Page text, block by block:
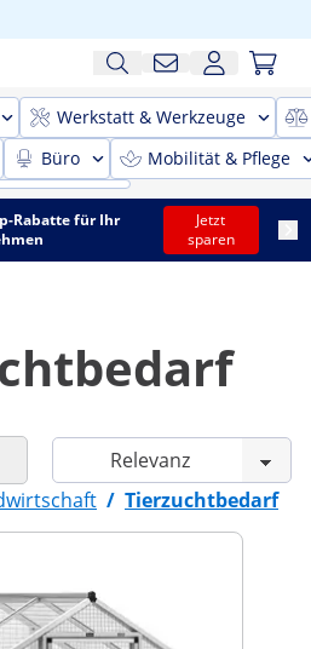
Werkstatt & Werkzeuge
Büro Mobilität & Pflege
Rabatte für Ihr
Jetzt
sparen
/ Tierzuchtbedarf